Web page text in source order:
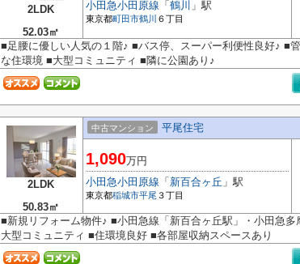
2LDK
52.03㎡
小田急小田原線 「 鶴川 」駅
東京都町田市鶴川 ６丁目
■足腰に優しい人気の１階♪ ■バス停、スーパー利便性良好♪ ■
な住環境 ■大型コミュニティ ■隣に公園あり♪
2LDK
50.83㎡
中古マンション 平尾住宅
1,090万円
小田急小田原線 「 新百合ヶ丘 」駅
東京都稲城市平尾 ３丁目
■新規リフォーム物件♪ ■小田急線「新百合ヶ丘駅」・小田急
大型コミュニティ ■住環境良好 ■各部屋収納スペースあり